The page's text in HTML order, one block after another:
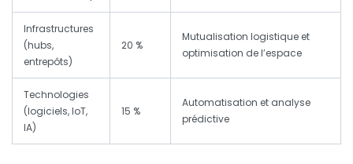
Infrastructures
(hubs,
entrepôts)
20 %
Mutualisation logistique et
optimisation de l’espace
Technologies
(logiciels, IoT,
IA)
15 %
Automatisation et analyse
prédictive